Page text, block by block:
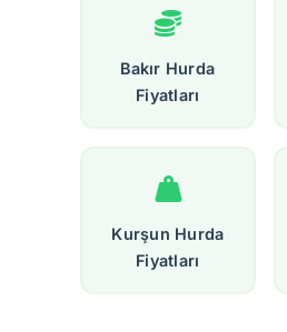
Bakır Hurda
Fiyatları
Kurşun Hurda
Fiyatları